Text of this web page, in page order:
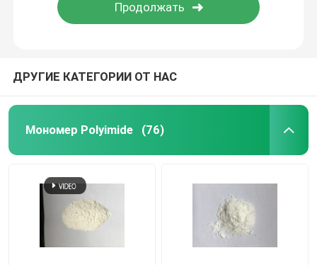
ДРУГИЕ КАТЕГОРИИ ОТ НАС
Мономер Polyimide (76)